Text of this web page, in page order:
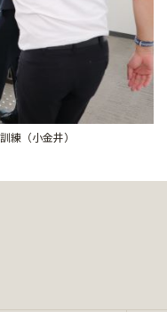
練（小金井）